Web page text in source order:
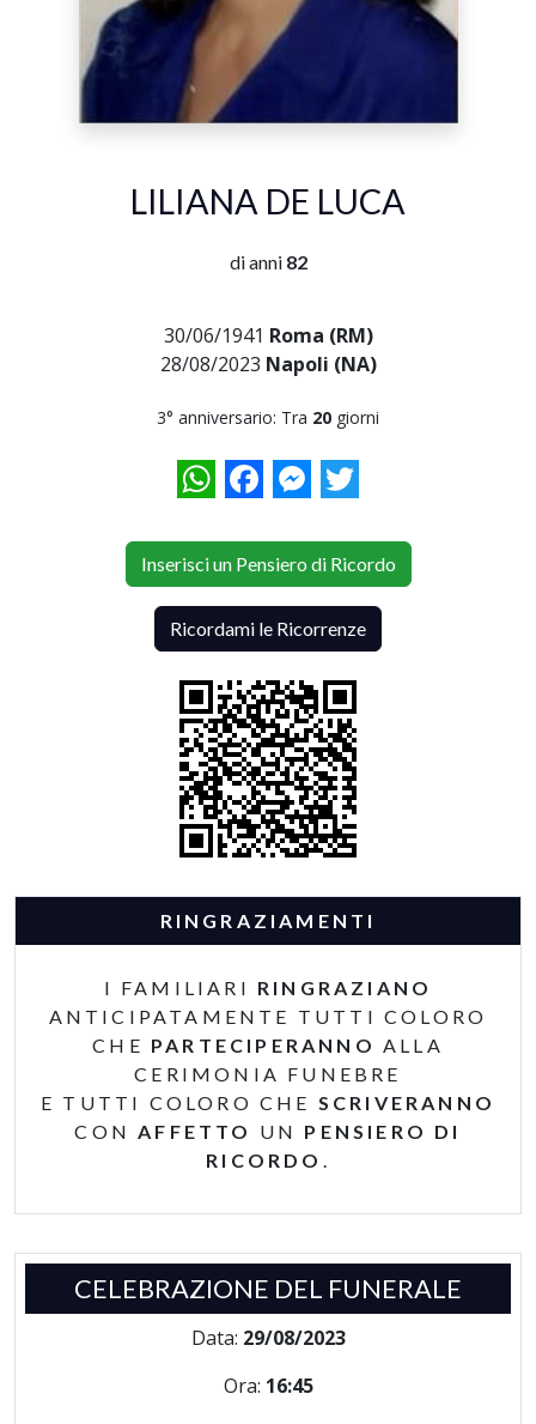
LILIANA DE LUCA
di anni 82
30/06/1941 Roma (RM)
28/08/2023 Napoli (NA)
3° anniversario: Tra 20 giorni
WhatsAppFacebookMessenger
Twitter
Inserisci un Pensiero di Ricordo
Ricordami le Ricorrenze
RINGRAZIAMENTI
I FAMILIARI RINGRAZIANO
ANTICIPATAMENTE TUTTI COLORO
CHE PARTECIPERANNO ALLA
CERIMONIA FUNEBRE
E TUTTI COLORO CHE SCRIVERANNO
CONAFFETTO UN PENSIERO DI
RICORDO .
CELEBRAZIONE DEL FUNERALE
Data: 29/08/2023
Ora: 16:45